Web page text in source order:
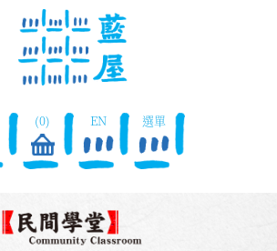
(0) EN 選單